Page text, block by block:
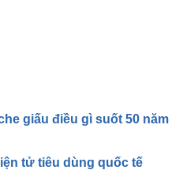
giấu điều gì suốt 50 năm
tử tiêu dùng quốc tế